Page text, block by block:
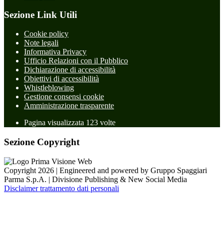
Sezione Link Utili
Cookie policy
Note legali
Informativa Privacy
Ufficio Relazioni con il Pubblico
Dichiarazione di accessibilità
Obiettivi di accessibilità
Whistleblowing
Gestione consensi cookie
Amministrazione trasparente
Pagina visualizzata 123 volte
Sezione Copyright
Copyright 2026 | Engineered and powered by Gruppo Spaggiari
Parma S.p.A. | Divisione Publishing & New Social Media
Disclaimer trattamento dati personali